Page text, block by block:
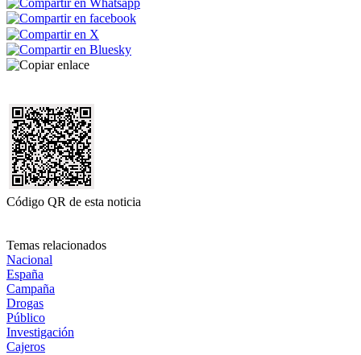
Código QR de esta noticia
Temas relacionados
Nacional
España
Campaña
Drogas
Público
Investigación
Cajeros